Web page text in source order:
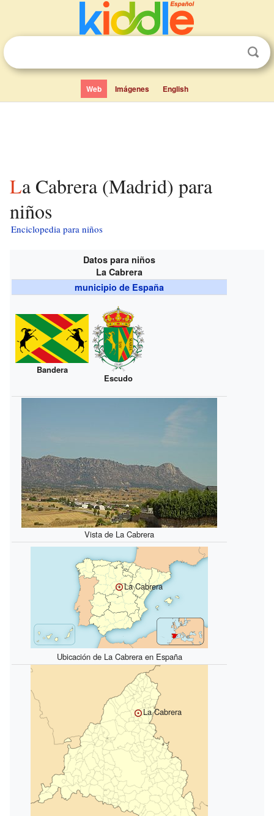
Web Imágenes English
La Cabrera (Madrid) para
niños
Enciclopedia para niños
Datos para niños
La Cabrera
municipio de España
Bandera
Escudo
Vista de La Cabrera
La Cabrera
Ubicación de La Cabrera en España
La Cabrera